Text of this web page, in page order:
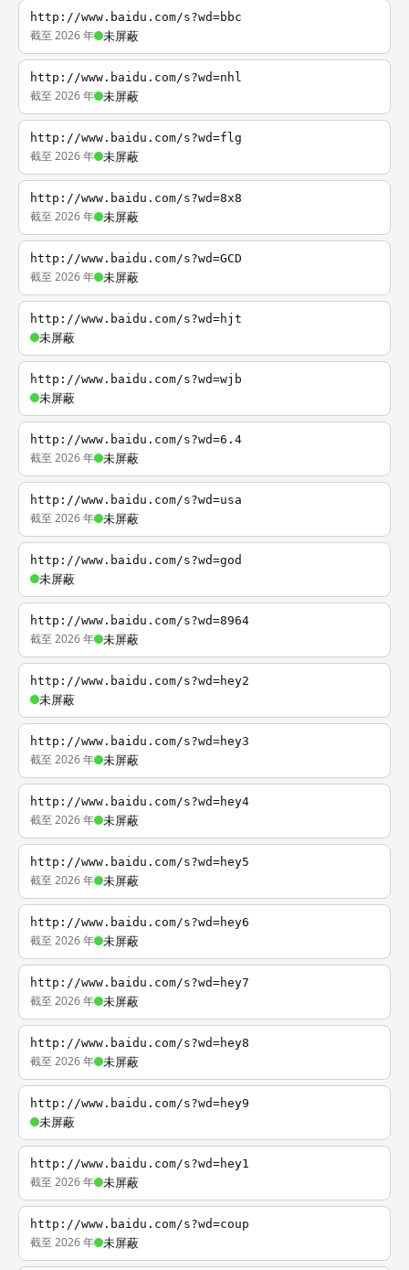
http://www.baidu.com/s?wd=bbc
截至 2026 年 未屏蔽
http://www.baidu.com/s?wd=nhl
截至 2026 年 未屏蔽
http://www.baidu.com/s?wd=flg
截至 2026 年 未屏蔽
http://www.baidu.com/s?wd=8x8
截至 2026 年 未屏蔽
http://www.baidu.com/s?wd=GCD
截至 2026 年 未屏蔽
http://www.baidu.com/s?wd=hjt
未屏蔽
http://www.baidu.com/s?wd=wjb
未屏蔽
http://www.baidu.com/s?wd=6.4
截至 2026 年 未屏蔽
http://www.baidu.com/s?wd=usa
截至 2026 年 未屏蔽
http://www.baidu.com/s?wd=god
未屏蔽
http://www.baidu.com/s?wd=8964
截至 2026 年 未屏蔽
http://www.baidu.com/s?wd=hey2
未屏蔽
http://www.baidu.com/s?wd=hey3
截至 2026 年 未屏蔽
http://www.baidu.com/s?wd=hey4
截至 2026 年 未屏蔽
http://www.baidu.com/s?wd=hey5
截至 2026 年 未屏蔽
http://www.baidu.com/s?wd=hey6
截至 2026 年 未屏蔽
http://www.baidu.com/s?wd=hey7
截至 2026 年 未屏蔽
http://www.baidu.com/s?wd=hey8
截至 2026 年 未屏蔽
http://www.baidu.com/s?wd=hey9
未屏蔽
http://www.baidu.com/s?wd=hey1
截至 2026 年 未屏蔽
http://www.baidu.com/s?wd=coup
截至 2026 年 未屏蔽